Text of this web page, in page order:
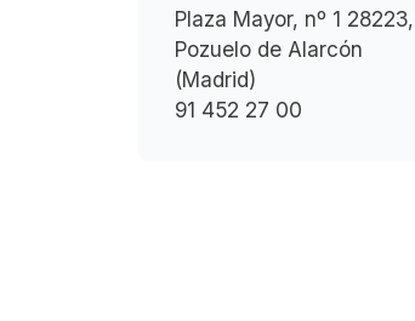
Plaza Mayor, nº 1 28223,
Pozuelo de Alarcón
(Madrid)
91 452 27 00